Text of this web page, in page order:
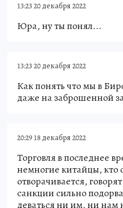
13:23 20 декабря 2022
Юра, ну ты понял...
13:23 20 декабря 2022
Как понять что мы в
даже на заброшенной
20:29 18 декабря 2022
Торговля в последнее
немногие китайцы, кто
отворачивается,
санкции сильно
деваться ни им, ни нам